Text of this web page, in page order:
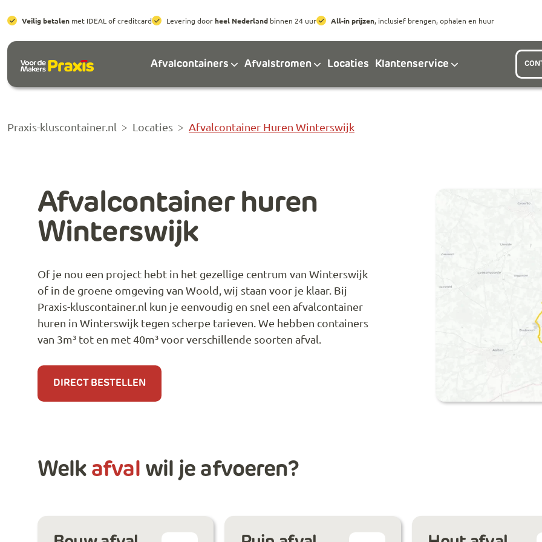
Veilig betalen met IDEAL of creditcard Levering doorheel Nederland binnen 24 uur All-in prijzen, inclusief brengen, ophalen en huur
Afvalcontainers Afvalstromen Locaties Klantenservice
Praxis-kluscontainer.nl Locaties Afvalcontainer Huren Winterswijk
Afvalcontainer huren
Winterswijk
Of je nou een project hebt in het gezellige centrum van Winterswijk
of in de groene omgeving van Woold, wij staan voor je klaar. Bij
Praxis-kluscontainer.nl kun je eenvoudig en snel een afvalcontainer
huren in Winterswijk tegen scherpe tarieven. We hebben containers
van 3m³ tot en met 40m³ voor verschillende soorten afval.
DIRECT BESTELLEN
Welk afval wil je afvoeren?